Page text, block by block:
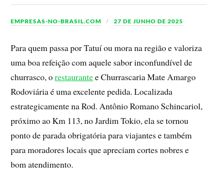
EMPRESAS-NO-BRASIL.COM 27 DE JUNHO DE 2025
Para quem passa por Tatuí ou mora na região e valoriza
uma boa refeição com aquele sabor inconfundível de
churrasco, orestaurantee Churrascaria Mate Amargo
Rodoviária é uma excelente pedida. Localizada
estrategicamente na Rod. Antônio Romano Schincariol,
próximo ao Km 113, no Jardim Tokio, ela se tornou
ponto de parada obrigatória para viajantes e também
para moradores locais que apreciam cortes nobres e
bom atendimento.